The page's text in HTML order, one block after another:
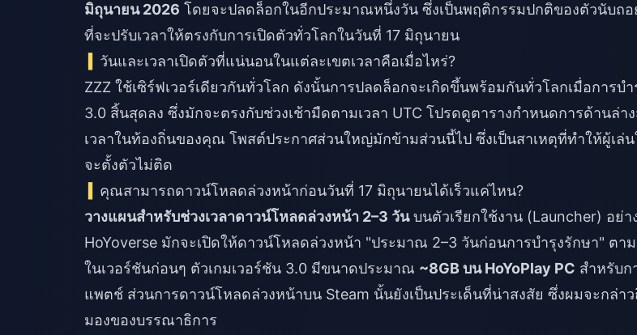
มิถุนายน 2026 โดยจะปลดล็อกในอีกประมาณหนึ่งวัน ซึ่งเป็นพฤติกรรมปกติของตัวนับถอ
ที่จะปรับเวลาให้ตรงกับการเปิดตัวทั่วโลกในวันที่ 17 มิถุนายน
วันและเวลาเปิดตัวที่แน่นอนในแต่ละเขตเวลาคือเมื่อไหร่?
ZZZ ใช้เซิร์ฟเวอร์เดียวกันทั่วโลก ดังนั้นการปลดล็อกจะเกิดขึ้นพร้อมกันทั่วโลกเมื่อการบำ
3.0 สิ้นสุดลง ซึ่งมักจะตรงกับช่วงเช้ามืดตามเวลา UTC โปรดดูตารางกำหนดการด้านล่า
เวลาในท้องถิ่นของคุณ โพสต์ประกาศส่วนใหญ่มักข้ามส่วนนี้ไป ซึ่งเป็นสาเหตุที่ทำให้ผู้เล่
จะตั้งตัวไม่ติด
คุณสามารถดาวน์โหลดล่วงหน้าก่อนวันที่ 17 มิถุนายนได้เร็วแค่ไหน?
วางแผนสำหรับช่วงเวลาดาวน์โหลดล่วงหน้า 2–3 วันบนตัวเรียกใช้งาน (Launcher) อย่า
HoYoverse มักจะเปิดให้ดาวน์โหลดล่วงหน้า "ประมาณ 2–3 วันก่อนการบำรุงรักษา" ตา
ในเวอร์ชันก่อนๆ ตัวเกมเวอร์ชัน 3.0 มีขนาดประมาณ ~8GB บน HoYoPlay PC สำหรับก
แพตช์ ส่วนการดาวน์โหลดล่วงหน้าบน Steam นั้นยังเป็นประเด็นที่น่าสงสัย ซึ่งผมจะกล่าว
มองของบรรณาธิการ